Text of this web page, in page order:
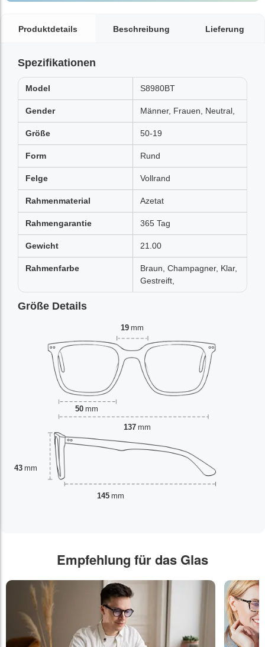
Produktdetails Beschreibung Lieferung
Spezifikationen
Model S8980BT
Gender Männer, Frauen, Neutral,
Größe 50-19
Form Rund
Felge Vollrand
Rahmenmaterial Azetat
Rahmengarantie 365 Tag
Gewicht 21.00
Rahmenfarbe
Braun, Champagner, Klar,
Gestreift,
Größe Details
19 mm
50 mm
43 mm
137 mm
145 mm
Empfehlung für das Glas